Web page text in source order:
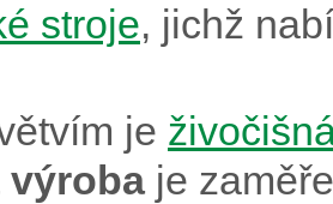
stroje, jichž
je
výroba je